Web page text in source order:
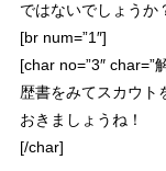
ではないでしょうか
[br num=”1″]
[char no=”3″ char=”
歴書をみてスカウト
おきましょうね！
[/char]